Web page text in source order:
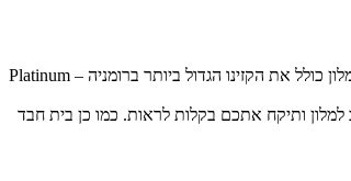
הדיל כולל טיסות ישירות לבוקרשט רומניה ומלון 5* הכי מפואר ושווה בעיר! שיש בו בריכה וקזינו נהדר המלון נמצא במיקום מעולה במרכז העיר בשדרה המרכזית של העיר! המלון כולל את הקזינו הגדול ביותר ברומניה – Platinum
למלון ותיקח אתכם בקלות לראות. כמו כן בית חבד